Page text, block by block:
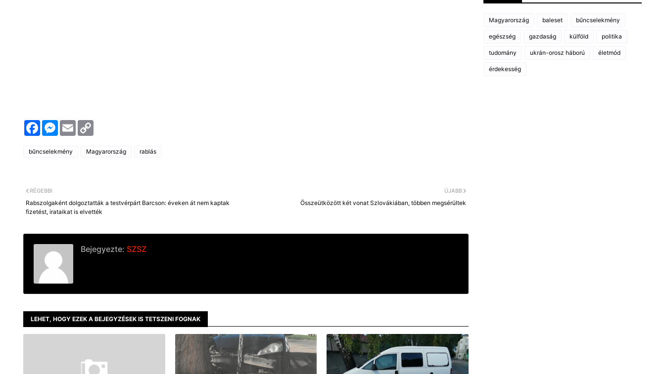
F
a
b
M
e
e
E
m
L
bűncselekmény Magyarország rablás
ÚJABB
Összeütközött két vonat Szlovákiában, többen megsérültek
RÉGEBBI
Rabszolgaként dolgoztatták a testvérpárt Barcson: éveken át nem kaptak
fizetést, irataikat is elvették
Bejegyezte: SZSZ
LEHET, HOGY EZEK A BEJEGYZÉSEK IS TETSZENI FOGNAK
Magyarország baleset bűncselekmény
egészség gazdaság külföld politika
tudomány ukrán-orosz háború életmód
érdekesség